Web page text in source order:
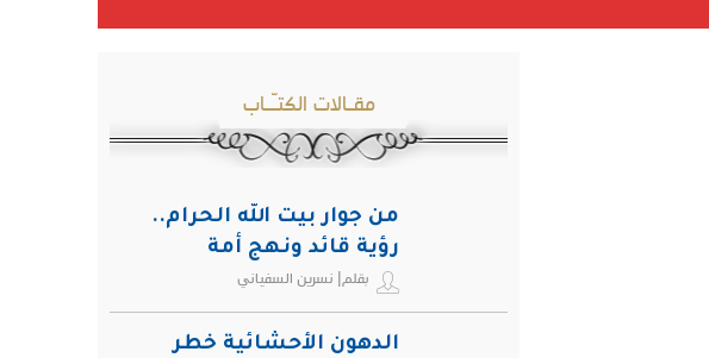
مقـالات الكتـّـاب
من جوار بيت الله الحرام..
رؤية قائد ونهج أمة
بقلم| نسرين السفياني
الدهون الأحشائية خطر